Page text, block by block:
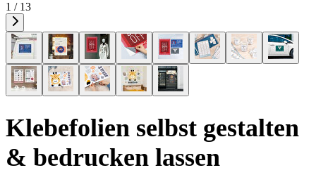
1 / 13
Klebefolien selbst gestalten
& bedrucken lassen